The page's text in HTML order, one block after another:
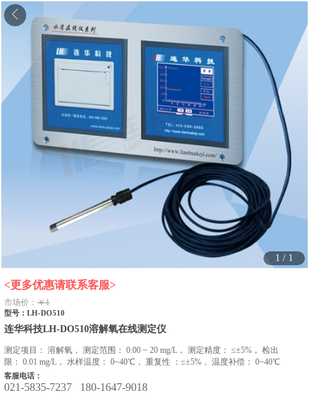
1 / 1
<更多优惠请联系客服>
市场价： ￥1
型号：LH-DO510
连华科技LH-DO510溶解氧在线测定仪
测定项目： 溶解氧， 测定范围： 0.00 ~ 20 mg/L， 测定精度： ≤±5%， 检出
限： 0.01 mg/L， 水样温度： 0~40℃， 重复性 ：≤±5%， 温度补偿： 0~40℃
客服电话：
021-5835-7237 180-1647-9018